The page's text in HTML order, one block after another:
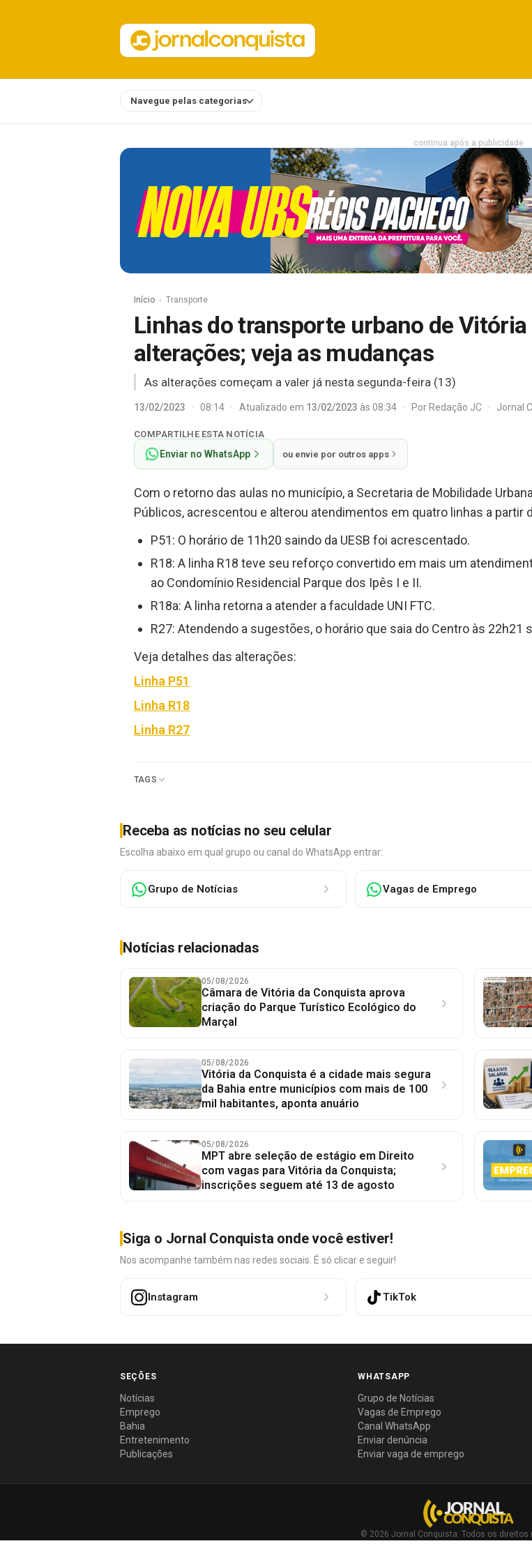
Navegue pelas categorias
continua após a publicidade
Início Transporte
Linhas do transporte urbano de
alterações; veja as mudanças
As alterações começam a valer já nesta segunda-feira (13)
13/02/2023 · 08:14 · Atualizado em 13/02/2023 às 08:34 · PorRedação JC · Jornal
COMPARTILHE ESTA NOTÍCIA
Enviar no WhatsApp ou envie por outros apps
Com o retorno das aulas no município, a Secretaria de Mobilidade
Públicos, acrescentou e alterou atendimentos em quatro linhas a partir
P51: O horário de 11h20 saindo da UESB foi acrescentado.
R18: A linha R18 teve seu reforço convertido em mais um
ao Condomínio Residencial Parque dos Ipês I e II.
R18a: A linha retorna a atender a faculdade UNI FTC.
R27: Atendendo a sugestões, o horário que saia do Centro às 22h21
Veja detalhes das alterações:
Linha P51
Linha R18
Linha R27
TAGS
Receba as notícias no seu celular
Escolha abaixo em qual grupo ou canal do WhatsApp entrar:
Grupo de Notícias Vagas de Emprego
Notícias relacionadas
05/08/2026
Câmara de Vitória da Conquista aprova
criação do Parque Turístico Ecológico do
Marçal
05/08/2026
Vitória da Conquista é a cidade mais segura
da Bahia entre municípios com mais de 100
mil habitantes, aponta anuário
05/08/2026
MPT abre seleção de estágio em Direito
com vagas para Vitória da Conquista;
inscrições seguem até 13 de agosto
Siga o Jornal Conquista onde você estiver!
Nos acompanhe também nas redes sociais. É só clicar e seguir!
Instagram TikTok
SEÇÕES
Notícias
Emprego
Bahia
Entretenimento
Publicações
WHATSAPP
Grupo de Notícias
Vagas de Emprego
Canal WhatsApp
Enviar denúncia
Enviar vaga de emprego
© 2026 Jornal Conquista. Todos os direitos